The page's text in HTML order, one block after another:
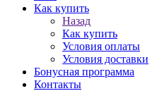
Как купить
Назад
Как купить
Условия оплаты
Условия доставки
Бонусная программа
Контакты